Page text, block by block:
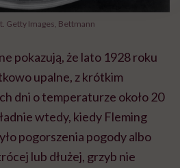
Getty Images, Bettmann
pokazują, że lato 1928 roku
upalne, z krótkim
dni o temperaturze około 20
wtedy, kiedy Fleming
pogorszenia pogody albo
lub dłużej, grzyb nie